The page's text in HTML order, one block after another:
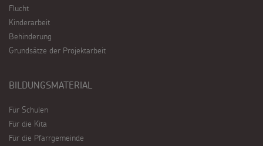
Flucht
Kinderarbeit
Behinderung
Grundsätze der Projektarbeit
BILDUNGSMATERIAL
Für Schulen
Für die Kita
Für die Pfarrgemeinde